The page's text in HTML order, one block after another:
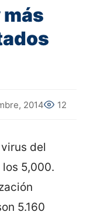
2014 12
del
5,000.
5.160